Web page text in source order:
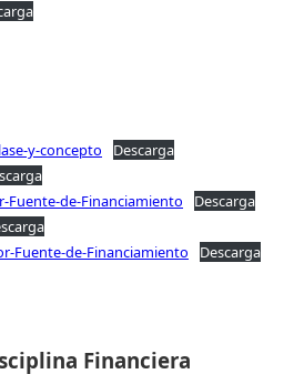
y-concepto
Descarga
Fuente-de-Financiamiento
Descarga
Fuente-de-Financiamiento
Descarga
Financiera